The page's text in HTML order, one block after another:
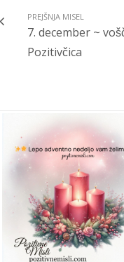
PREJŠNJA MISEL
7. december ~
Pozitivčica